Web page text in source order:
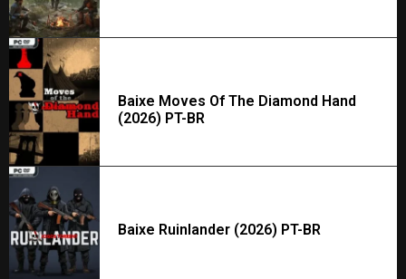
Baixe Moves Of The Diamond Hand
(2026) PT-BR
Baixe Ruinlander (2026) PT-BR